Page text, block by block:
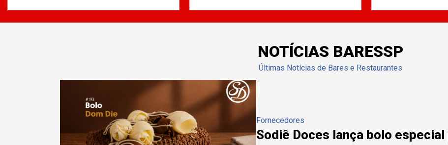
NOTÍCIAS BARESSP
Últimas Notícias de Bares e Restaurantes
Fornecedores
Sodiê Doces lança bolo especial